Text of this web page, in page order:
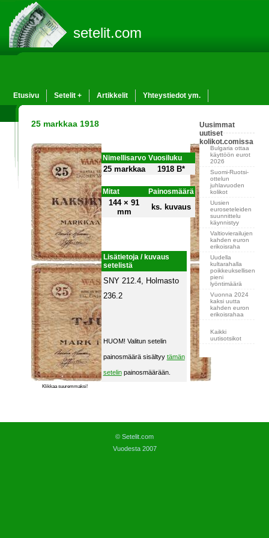
setelit.com
Etusivu Setelit + Artikkelit Yhteystiedot ym.
25 markkaa 1918
Klikkaa suuremmaksi!
Nimellisarvo Vuosiluku
25 markkaa 1918 B*
Mitat Painosmäärä
144 × 91
mm
ks. kuvaus
Lisätietoja / kuvaus
setelistä
SNY 212.4, Holmasto
236.2
HUOM! Valitun setelin
painosmäärä sisältyy tämän
setelinpainosmäärään.
Uusimmat
uutiset
kolikot.comissa
Bulgaria ottaa
käyttöön eurot
2026
Suomi-Ruotsi-
ottelun
juhlavuoden
kolikot
Uusien
euroseteleiden
suunnittelu
käynnistyy
Valtiovierailujen
kahden euron
erikoisraha
Uudella
kultarahalla
poikkeuksellisen
pieni
lyöntimäärä
Vuonna 2024
kaksi uutta
kahden euron
erikoisrahaa
Kaikki
uutisotsikot
© Setelit.com
Vuodesta 2007